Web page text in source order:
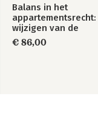
Balans in het
appartementsrecht:
wijzigen van de
splitsingsakte
vereenvoudigd
€ 86,00